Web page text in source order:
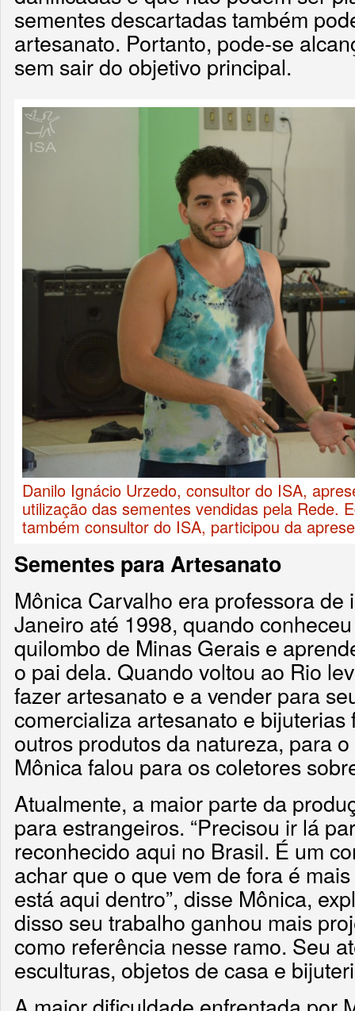
sementes descartadas também
artesanato. Portanto, pode-se
sem sair do objetivo principal.
Danilo Ignácio Urzedo, consultor do ISA,
utilização das sementes vendidas pela Rede.
também consultor do ISA, participou da
Sementes para Artesanato
Mônica Carvalho era professora de
Janeiro até 1998, quando
quilombo de Minas Gerais e
o pai dela. Quando voltou ao Rio
fazer artesanato e a vender para
comercializa artesanato e bijuterias
outros produtos da natureza, para
Mônica falou para os coletores
Atualmente, a maior parte da
para estrangeiros. “Precisou ir lá
reconhecido aqui no Brasil. É um
achar que o que vem de fora é
está aqui dentro”, disse Mônica,
disso seu trabalho ganhou mais
como referência nesse ramo. Seu
esculturas, objetos de casa e